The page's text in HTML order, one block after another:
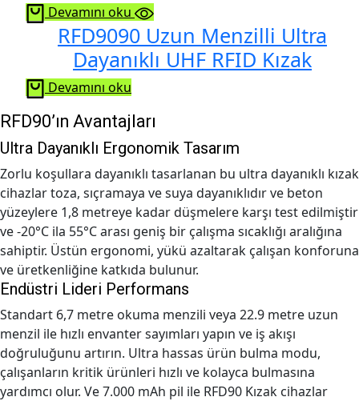
Devamını oku
RFD9090 Uzun Menzilli Ultra
Dayanıklı UHF RFID Kızak
Devamını oku
RFD90’ın Avantajları
Ultra Dayanıklı Ergonomik Tasarım
Zorlu koşullara dayanıklı tasarlanan bu ultra dayanıklı kızak
cihazlar toza, sıçramaya ve suya dayanıklıdır ve beton
yüzeylere 1,8 metreye kadar düşmelere karşı test edilmiştir
ve -20°C ila 55°C arası geniş bir çalışma sıcaklığı aralığına
sahiptir. Üstün ergonomi, yükü azaltarak çalışan konforuna
ve üretkenliğine katkıda bulunur.
Endüstri Lideri Performans
Standart 6,7 metre okuma menzili veya 22.9 metre uzun
menzil ile hızlı envanter sayımları yapın ve iş akışı
doğruluğunu artırın. Ultra hassas ürün bulma modu,
çalışanların kritik ürünleri hızlı ve kolayca bulmasına
yardımcı olur. Ve 7.000 mAh pil ile RFD90 Kızak cihazlar